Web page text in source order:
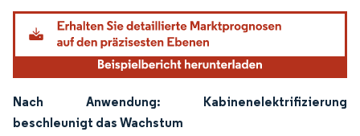
Nach Anwendung: Kabinenelektrifizierung
beschleunigt das Wachstum